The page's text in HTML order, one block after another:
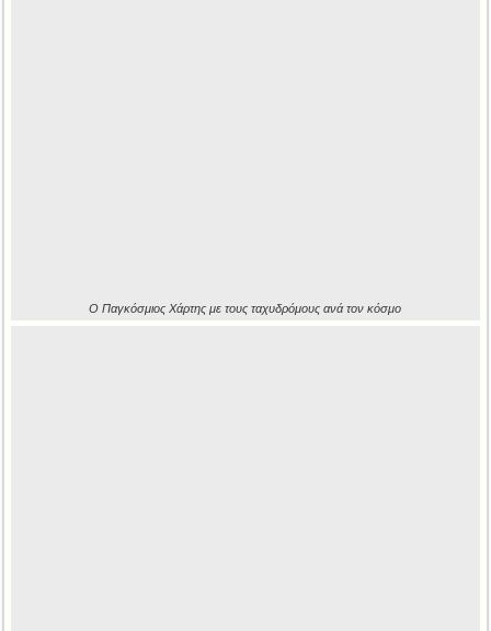
Ο Παγκόσμιος Χάρτης με τους ταχυδρόμους ανά τον κόσμο